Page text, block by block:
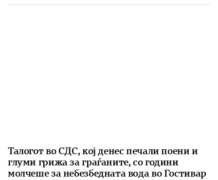
има нов Закон за енергетика, усогласен со европските
Талогот во СДС, кој денес печали поени и
глуми грижа за граѓаните, со години
молчеше за небезбедната вода во Гостивар